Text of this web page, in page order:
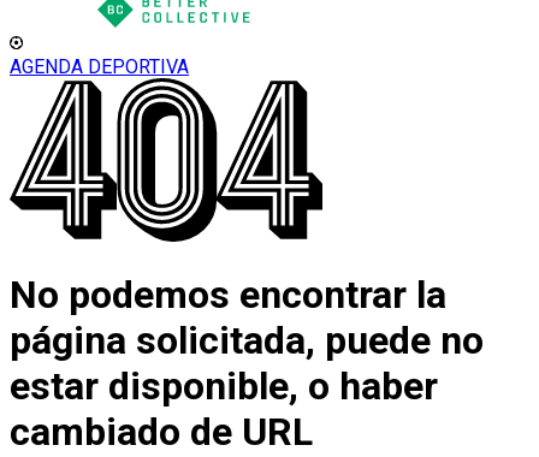
AGENDA DEPORTIVA
No podemos encontrar la
página solicitada, puede no
estar disponible, o haber
cambiado de URL